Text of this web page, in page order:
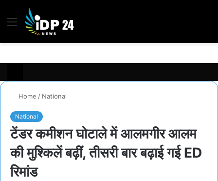
Menu
Home / National
National
टेंडर कमीशन घोटाले में आलमगीर आलम
की मुश्किलें बढ़ीं, तीसरी बार बढ़ाई गई ED
रिमांड